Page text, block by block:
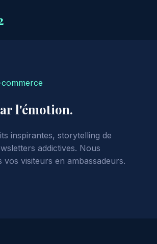
l'émotion.
inspirantes, storytelling de
addictives. Nous
visiteurs en ambassadeurs.